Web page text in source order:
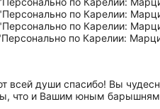
всей души спасибо! Вы
что и Вашим юным